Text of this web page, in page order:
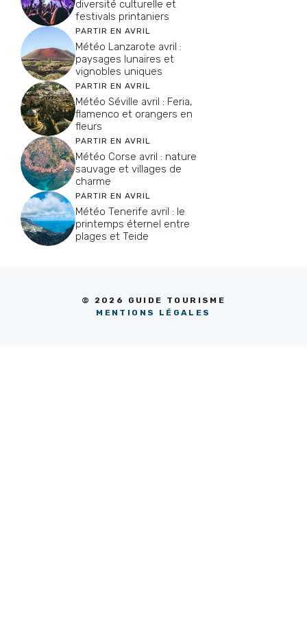
diversité culturelle et
festivals printaniers
PARTIR EN AVRIL
Météo Lanzarote avril :
paysages lunaires et
vignobles uniques
PARTIR EN AVRIL
Météo Séville avril : Feria,
flamenco et orangers en
fleurs
PARTIR EN AVRIL
Météo Corse avril : nature
sauvage et villages de
charme
PARTIR EN AVRIL
Météo Tenerife avril : le
printemps éternel entre
plages et Teide
© 2026 GUIDE TOURISME
MENTIONS LÉGALES